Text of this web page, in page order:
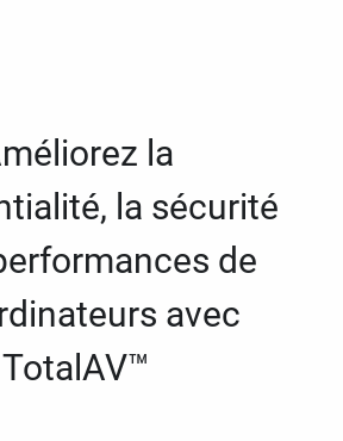
la
la sécurité
de
avec
TotalAV™